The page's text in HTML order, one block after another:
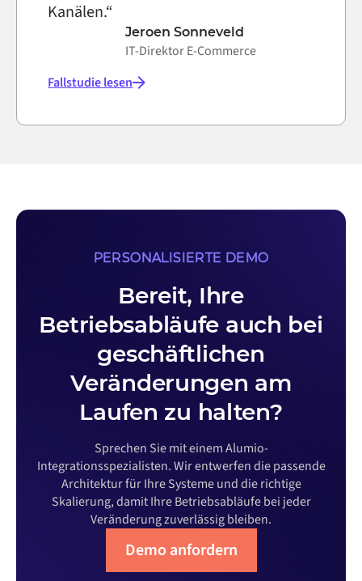
Kanälen.“
Jeroen Sonneveld
IT-Direktor E-Commerce
Fallstudie lesen
PERSONALISIERTE DEMO
Bereit, Ihre
Betriebsabläufe auch bei
geschäftlichen
Veränderungen am
Laufen zu halten?
Sprechen Sie mit einem Alumio-
Integrationsspezialisten. Wir entwerfen die passende
Architektur für Ihre Systeme und die richtige
Skalierung, damit Ihre Betriebsabläufe bei jeder
Veränderung zuverlässig bleiben.
Demo anfordern